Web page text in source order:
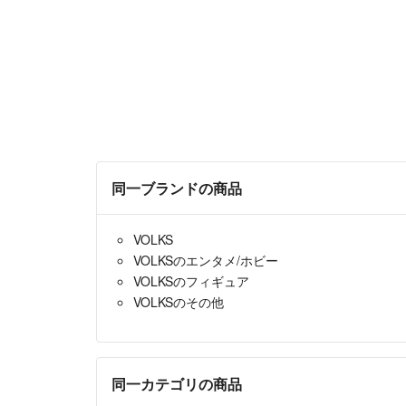
同一ブランドの商品
VOLKS
VOLKSのエンタメ/ホビー
VOLKSのフィギュア
VOLKSのその他
同一カテゴリの商品